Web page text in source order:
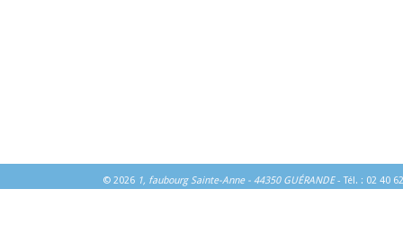
© 2026 1, faubourg Sainte-Anne - 44350 GUÉRANDE- Tél. : 02 40